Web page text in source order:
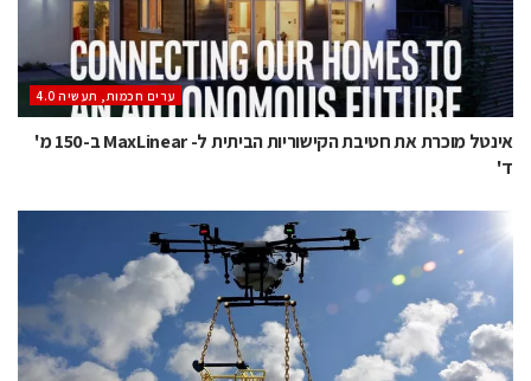
ערים חכמות, תעשיה 4.0
אינטל מוכרת את חטיבת הקישוריות הביתית ל- MaxLinear ב-150 מ'
ד'